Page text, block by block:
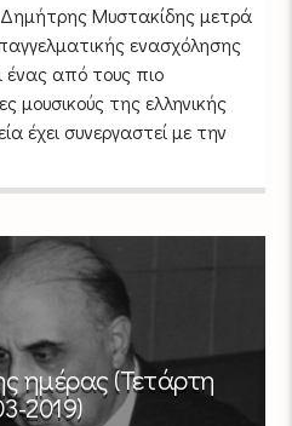
Μυστακίδης μετρά
ενασχόλησης
ένας από τους πιο
μουσικούς της ελληνικής
έχει συνεργαστεί με την
ημέρας (Τετάρτη
2019)